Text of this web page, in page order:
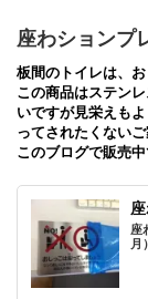
座わションプ
板間のトイレは、
この商品はステン
いですが見栄えも
ってされたくない
このブログで販売中
座
月